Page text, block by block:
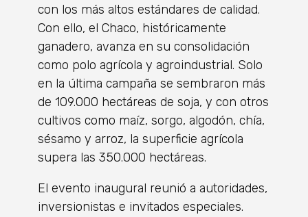
con los más altos estándares de calidad.
Con ello, el Chaco, históricamente
ganadero, avanza en su consolidación
como polo agrícola y agroindustrial. Solo
en la última campaña se sembraron más
de 109.000 hectáreas de soja, y con otros
cultivos como maíz, sorgo, algodón, chía,
sésamo y arroz, la superficie agrícola
supera las 350.000 hectáreas.
El evento inaugural reunió a autoridades,
inversionistas e invitados especiales.